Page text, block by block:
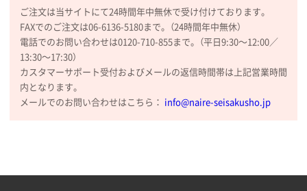
長野県R社様
陶器マグストレートラウンドリップ100枚
2026年02月09日 14:27
コップの形
商品がよさそうだったから
ご注文は当サイトにて24時間年中無休で受け付けております。
FAXでのご注文は06-6136-5180まで。（24時間年中無休）
電話でのお問い合わせは0120-710-855まで。（平日9:30〜12:00／
13:30〜17:30）
カスタマーサポート受付およびメールの返信時間帯は上記営業時間
内となります。
メールでのお問い合わせはこちら： info@naire-seisakusho.jp